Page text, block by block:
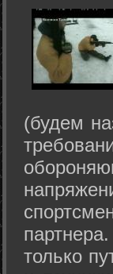
(будем
только